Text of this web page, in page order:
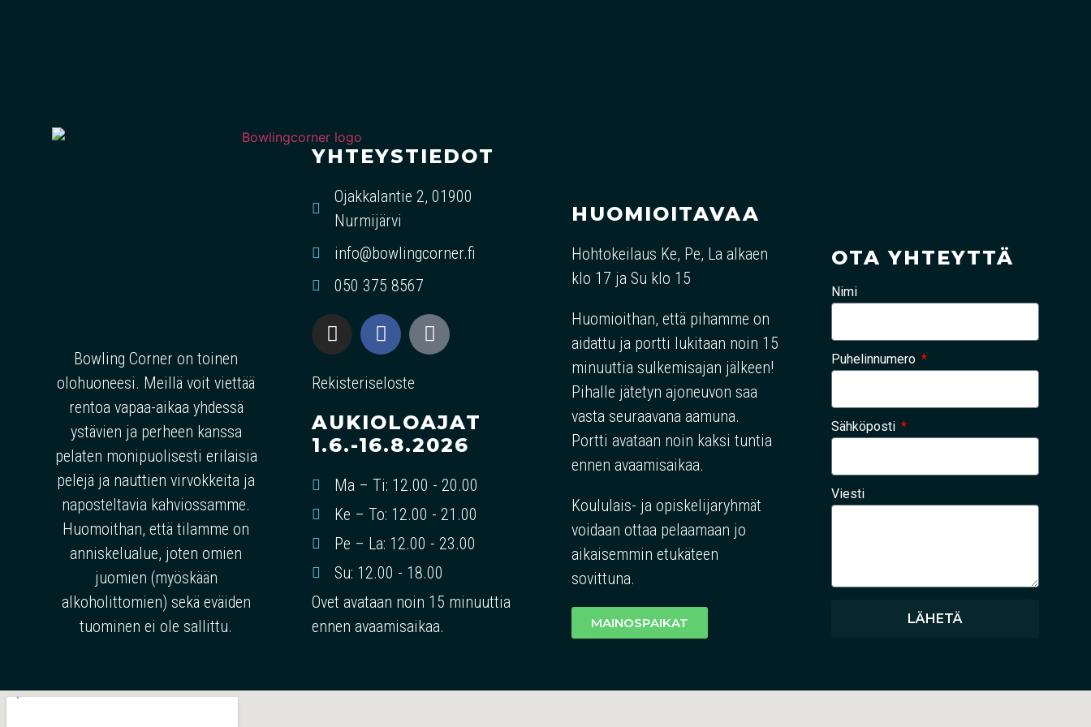
Bowling Corner on toinen
olohuoneesi. Meillä voit viettää
rentoa vapaa-aikaa yhdessä
ystävien ja perheen kanssa
pelaten monipuolisesti erilaisia
pelejä ja nauttien virvokkeita ja
naposteltavia kahviossamme.
Huomoithan, että tilamme on
anniskelualue, joten omien
juomien (myöskään
alkoholittomien) sekä eväiden
tuominen ei ole sallittu.
YHTEYSTIEDOT
Ojakkalantie 2, 01900
Nurmijärvi
info@bowlingcorner.fi
050 375 8567
Rekisteriseloste
AUKIOLOAJAT
1.6.-16.8.2026
Ma – Ti: 12.00 - 20.00
Ke – To: 12.00 - 21.00
Pe – La: 12.00 - 23.00
Su: 12.00 - 18.00
Ovet avataan noin 15 minuuttia
ennen avaamisaikaa.
HUOMIOITAVAA
Hohtokeilaus Ke, Pe, La alkaen
klo 17 ja Su klo 15
Huomioithan, että pihamme on
aidattu ja portti lukitaan noin 15
minuuttia sulkemisajan jälkeen!
Pihalle jätetyn ajoneuvon saa
vasta seuraavana aamuna.
Portti avataan noin kaksi tuntia
ennen avaamisaikaa.
Koululais- ja opiskelijaryhmät
voidaan ottaa pelaamaan jo
aikaisemmin etukäteen
sovittuna.
MAINOSPAIKAT
OTA YHTEYTTÄ
Nimi
Puhelinnumero
Sähköposti
Viesti
LÄHETÄ